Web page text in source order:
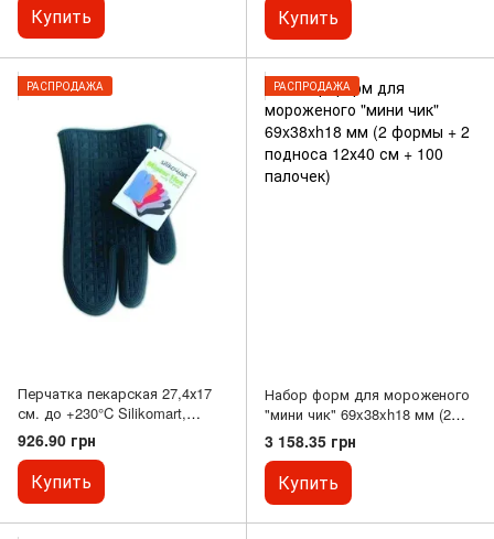
Купить Купить
РАСПРОДАЖА
Перчатка пекарская 27,4х17
см. до +230°C Silikomart,
силиконовая черного цвета
(ACC073/N)
926.90 грн
Купить
РАСПРОДАЖА
Набор форм для мороженого
"мини чик" 69x38xh18 мм (2
формы + 2 подноса 12х40 см
+ 100 палочек)
3 158.35 грн
Купить